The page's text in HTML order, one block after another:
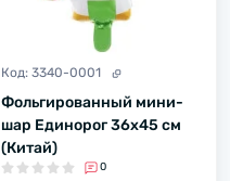
Код: 3340-0001
Фольгированный мини-
шар Единорог 36х45 см
(Китай)
0